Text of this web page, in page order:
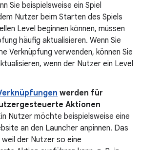
Sie beispielsweise ein Spiel
Nutzer beim Starten des Spiels
Level beginnen können, müssen
häufig aktualisieren. Wenn Sie
Verknüpfung verwenden, können Sie
wenn der Nutzer ein Level
werden für
Aktionen
Nutzer möchte beispielsweise eine
an den Launcher anpinnen. Das
der Nutzer so eine